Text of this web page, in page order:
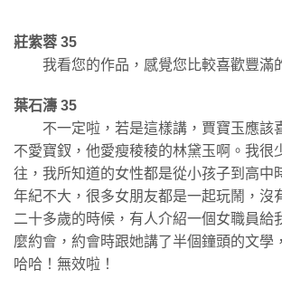
莊紫蓉 35
我看您的作品，感覺您比較喜歡豐滿
葉石濤 35
不一定啦，若是這樣講，賈寶玉應該
不愛寶釵，他愛瘦稜稜的林黛玉啊。我很
往，我所知道的女性都是從小孩子到高中
年紀不大，很多女朋友都是一起玩鬧，沒
二十多歲的時候，有人介紹一個女職員給
麼約會，約會時跟她講了半個鐘頭的文學
哈哈！無效啦！